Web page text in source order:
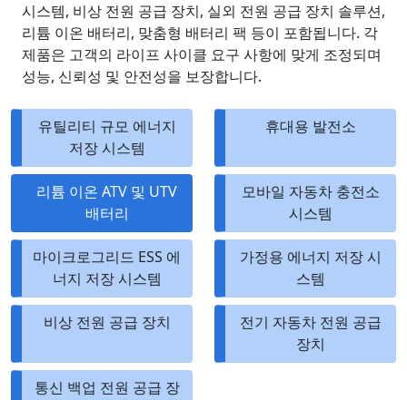
시스템, 비상 전원 공급 장치, 실외 전원 공급 장치 솔루션,
리튬 이온 배터리, 맞춤형 배터리 팩 등이 포함됩니다. 각
제품은 고객의 라이프 사이클 요구 사항에 맞게 조정되며
성능, 신뢰성 및 안전성을 보장합니다.
유틸리티 규모 에너지
저장 시스템
휴대용 발전소
리튬 이온 ATV 및 UTV
배터리
모바일 자동차 충전소
시스템
마이크로그리드 ESS 에
너지 저장 시스템
가정용 에너지 저장 시
스템
비상 전원 공급 장치
전기 자동차 전원 공급
장치
통신 백업 전원 공급 장